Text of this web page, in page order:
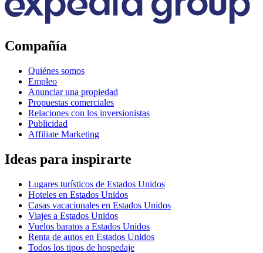
Compañía
Quiénes somos
Empleo
Anunciar una propiedad
Propuestas comerciales
Relaciones con los inversionistas
Publicidad
Affiliate Marketing
Ideas para inspirarte
Lugares turísticos de Estados Unidos
Hoteles en Estados Unidos
Casas vacacionales en Estados Unidos
Viajes a Estados Unidos
Vuelos baratos a Estados Unidos
Renta de autos en Estados Unidos
Todos los tipos de hospedaje